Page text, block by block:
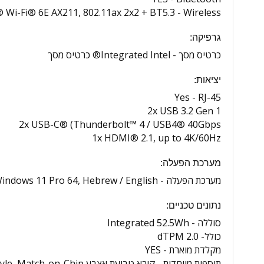
Wireless -
Fi® 6E AX211, 802.11ax 2x2 + BT5.3
גרפיקה:
כרטיס מסך - Integrated Intel® כרטיס מסך
יציאות:
RJ-45 -
Yes
2x USB 3.2 Gen 1
2x USB-C® (Thunderbolt™ 4 / USB4® 40Gbps
1x HDMI® 2.1, up to 4K/60Hz
מערכת הפעלה:
מערכת הפעלה - 11 Pro 64, Hebrew / English
נתונים טכניים:
סוללה - Integrated 52.5Wh
כולל- dTPM 2.0
מקלדת מוארת - YES